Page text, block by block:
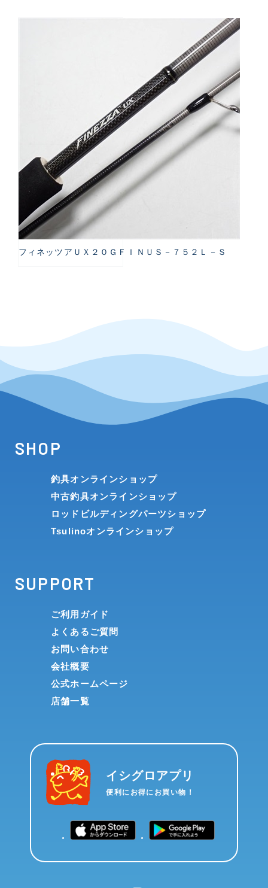
フィネッツアＵＸ２０ＧＦＩＮＵＳ－７５２Ｌ－Ｓ
SHOP
釣具オンラインショップ
中古釣具オンラインショップ
ロッドビルディングパーツショップ
Tsulinoオンラインショップ
SUPPORT
ご利用ガイド
よくあるご質問
お問い合わせ
会社概要
公式ホームページ
店舗一覧
イシグロアプリ
便利にお得にお買い物！